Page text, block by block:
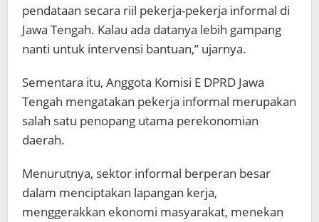
pendataan secara riil pekerja-pekerja informal di
Jawa Tengah. Kalau ada datanya lebih gampang
nanti untuk intervensi bantuan,” ujarnya.
Sementara itu, Anggota Komisi E DPRD Jawa
Tengah mengatakan pekerja informal merupakan
salah satu penopang utama perekonomian
daerah.
Menurutnya, sektor informal berperan besar
dalam menciptakan lapangan kerja,
menggerakkan ekonomi masyarakat, menekan